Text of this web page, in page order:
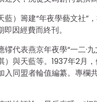
）籌建“年夜學藝文社”
因經費而終刊。
代表燕京年夜學“一二·
與天藍等。1937年2月
同盟者輪值編纂。專欄